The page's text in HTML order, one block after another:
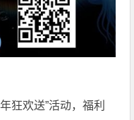
狂欢送”活动，福利